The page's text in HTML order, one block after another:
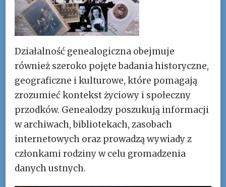
Działalność genealogiczna obejmuje
również szeroko pojęte badania historyczne,
geograficzne i kulturowe, które pomagają
zrozumieć kontekst życiowy i społeczny
przodków. Genealodzy poszukują informacji
w archiwach, bibliotekach, zasobach
internetowych oraz prowadzą wywiady z
członkami rodziny w celu gromadzenia
danych ustnych.